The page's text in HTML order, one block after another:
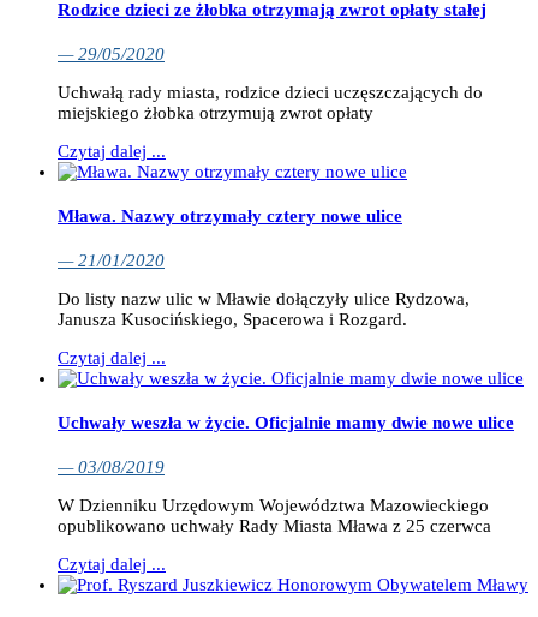
Rodzice dzieci ze żłobka otrzymają zwrot opłaty stałej
— 29/05/2020
Uchwałą rady miasta, rodzice dzieci uczęszczających do
miejskiego żłobka otrzymują zwrot opłaty
Czytaj dalej ...
Mława. Nazwy otrzymały cztery nowe ulice
— 21/01/2020
Do listy nazw ulic w Mławie dołączyły ulice Rydzowa,
Janusza Kusocińskiego, Spacerowa i Rozgard.
Czytaj dalej ...
Uchwały weszła w życie. Oficjalnie mamy dwie nowe ulice
— 03/08/2019
W Dzienniku Urzędowym Województwa Mazowieckiego
opublikowano uchwały Rady Miasta Mława z 25 czerwca
Czytaj dalej ...